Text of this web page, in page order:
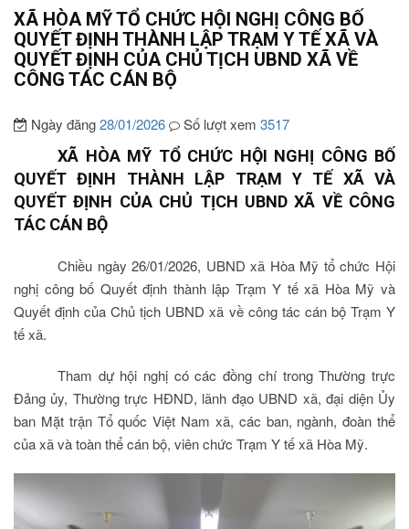
XÃ HÒA MỸ TỔ CHỨC HỘI NGHỊ CÔNG BỐ
QUYẾT ĐỊNH THÀNH LẬP TRẠM Y TẾ XÃ VÀ
QUYẾT ĐỊNH CỦA CHỦ TỊCH UBND XÃ VỀ
CÔNG TÁC CÁN BỘ
Ngày đăng28/01/2026 Số lượt xem 3517
XÃ HÒA MỸ TỔ CHỨC HỘI NGHỊ CÔNG BỐ
QUYẾT ĐỊNH THÀNH LẬP TRẠM Y TẾ XÃ VÀ
QUYẾT ĐỊNH CỦA CHỦ TỊCH UBND XÃ VỀ CÔNG
TÁC CÁN BỘ
Chiều ngày 26/01/2026, UBND xã Hòa Mỹ tổ chức Hội
nghị công bố Quyết định thành lập Trạm Y tế xã Hòa Mỹ và
Quyết định của Chủ tịch UBND xã về công tác cán bộ Trạm Y
tế xã.
Tham dự hội nghị có các đồng chí trong Thường trực
Đảng ủy, Thường trực HĐND, lãnh đạo UBND xã, đại diện Ủy
ban Mặt trận Tổ quốc Việt Nam xã, các ban, ngành, đoàn thể
của xã và toàn thể cán bộ, viên chức Trạm Y tế xã Hòa Mỹ.